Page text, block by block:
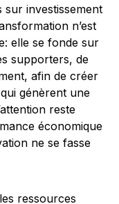
investissement
n’est
elle se fonde sur
supporters, de
afin de créer
génèrent une
reste
économique
ne se fasse
ressources